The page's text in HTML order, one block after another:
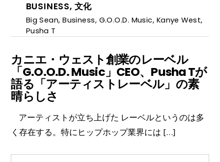
BUSINESS, 文化
Big Sean,Business, G.O.O.D. Music, Kanye West,
Pusha T
カニエ・ウェスト創業のレーベル
「G.O.O.D. Music」CEO、Pusha Tが
語る「アーティストレーベル」の素
晴らしさ
アーティストが立ち上げた レーベルというのは多
く存在する。特にヒップホップ業界には […]